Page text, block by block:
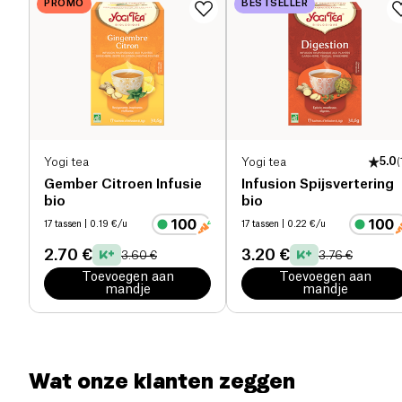
PROMO
Yogi tea
Gember Citroen Infusie
bio
17 tassen | 0.19 €/u
2.70 € 3.60 €
Toevoegen aan
mandje
BESTSELLER
Yogi tea 5.0(
Infusion Spijsvertering
bio
17 tassen | 0.22 €/u
3.20 € 3.76 €
Toevoegen aan
mandje
Eiwitten (g) 0 g
0 g
Wat onze klanten zeggen